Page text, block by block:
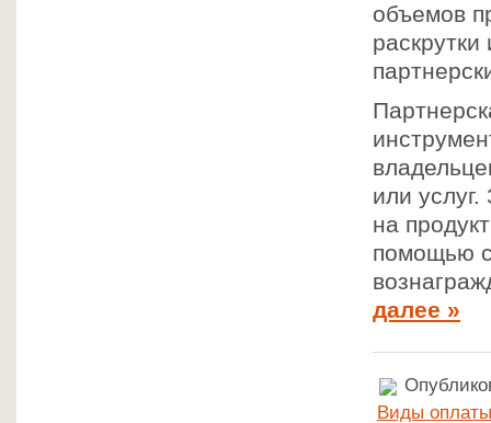
объемов
или
на
помощью
далее »
Виды оплаты